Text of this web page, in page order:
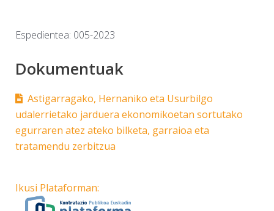
Espedientea: 005-2023
Dokumentuak
Astigarragako, Hernaniko eta Usurbilgo
udalerrietako jarduera ekonomikoetan sortutako
egurraren atez ateko bilketa, garraioa eta
tratamendu zerbitzua
Ikusi Plataforman: